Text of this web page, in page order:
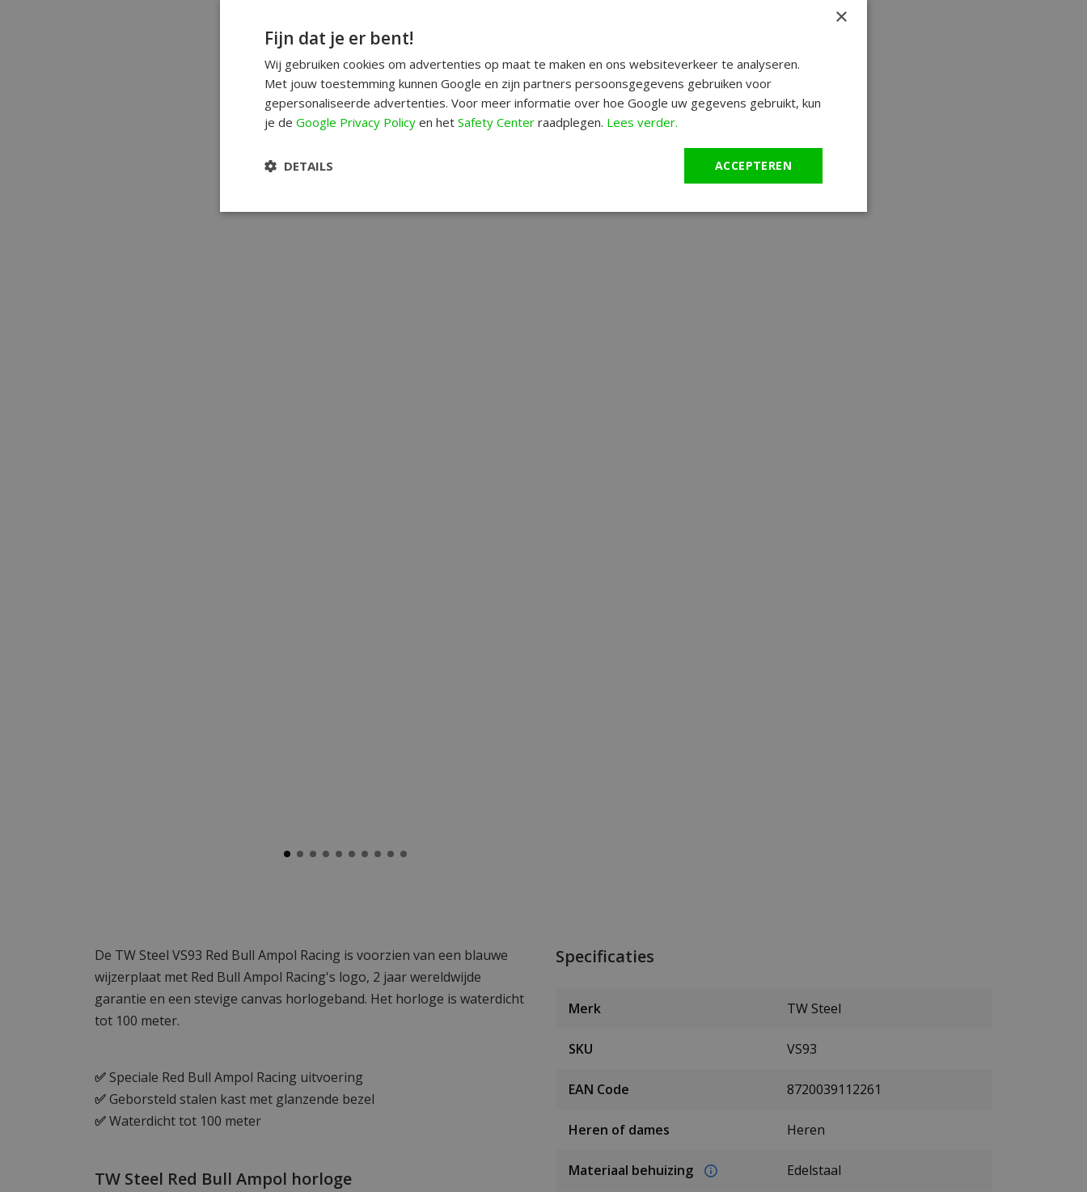
De TW Steel VS93 Red Bull Ampol Racing is voorzien van een blauwe
wijzerplaat met Red Bull Ampol Racing's logo, 2 jaar wereldwijde
garantie en een stevige canvas horlogeband. Het horloge is waterdicht
tot 100 meter.
✅ Speciale Red Bull Ampol Racing uitvoering
✅Geborsteld stalen kast met glanzende bezel
✅Waterdicht tot 100 meter
TW Steel Red Bull Ampol horloge
Specificaties
Merk TW Steel
SKU VS93
EAN Code 8720039112261
Heren of dames Heren
Materiaal behuizing Edelstaal
×
Fijn dat je er bent!
Wij gebruiken cookies om advertenties op maat te maken en ons websiteverkeer te analyseren.
Met jouw toestemming kunnen Google en zijn partners persoonsgegevens gebruiken voor
gepersonaliseerde advertenties. Voor meer informatie over hoe Google uw gegevens gebruikt, kun
je de Google Privacy Policy en het Safety Center raadplegen. Lees verder.
ACCEPTEREN
DETAILS